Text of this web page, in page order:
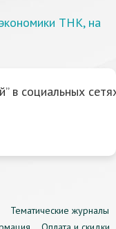
ТНК, на
в социальных
Тематические журналы